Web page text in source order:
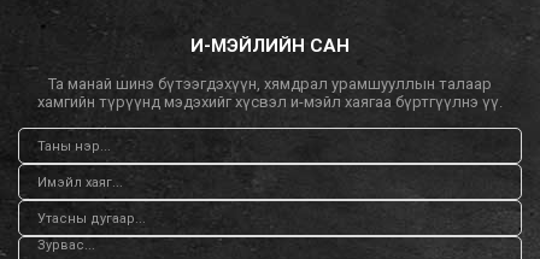
И-МЭЙЛИЙН САН
Та манай шинэ бүтээгдэхүүн, хямдрал урамшууллын талаар
хамгийн түрүүнд мэдэхийг хүсвэл и-мэйл хаягаа бүртгүүлнэ үү.